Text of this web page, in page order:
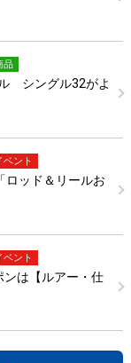
品
シングル32がよ
ベント
ッド＆リールお
ベント
は【ルアー・仕